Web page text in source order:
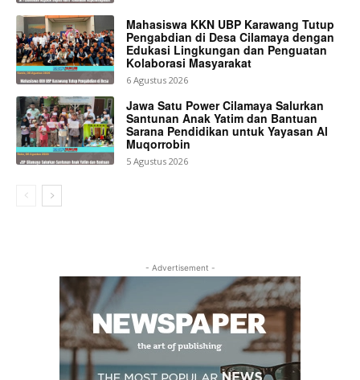
Mahasiswa KKN UBP Karawang Tutup
Pengabdian di Desa Cilamaya dengan
Edukasi Lingkungan dan Penguatan
Kolaborasi Masyarakat
6 Agustus 2026
Jawa Satu Power Cilamaya Salurkan
Santunan Anak Yatim dan Bantuan
Sarana Pendidikan untuk Yayasan Al
Muqorrobin
5 Agustus 2026
- Advertisement -